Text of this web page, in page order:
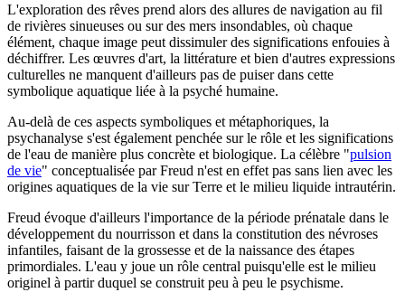
L'exploration des rêves prend alors des allures de navigation au fil
de rivières sinueuses ou sur des mers insondables, où chaque
élément, chaque image peut dissimuler des significations enfouies à
déchiffrer. Les œuvres d'art, la littérature et bien d'autres expressions
culturelles ne manquent d'ailleurs pas de puiser dans cette
symbolique aquatique liée à la psyché humaine.
Au-delà de ces aspects symboliques et métaphoriques, la
psychanalyse s'est également penchée sur le rôle et les significations
de l'eau de manière plus concrète et biologique. La célèbre "pulsion
de vie" conceptualisée par Freud n'est en effet pas sans lien avec les
origines aquatiques de la vie sur Terre et le milieu liquide intrautérin.
Freud évoque d'ailleurs l'importance de la période prénatale dans le
développement du nourrisson et dans la constitution des névroses
infantiles, faisant de la grossesse et de la naissance des étapes
primordiales. L'eau y joue un rôle central puisqu'elle est le milieu
originel à partir duquel se construit peu à peu le psychisme.